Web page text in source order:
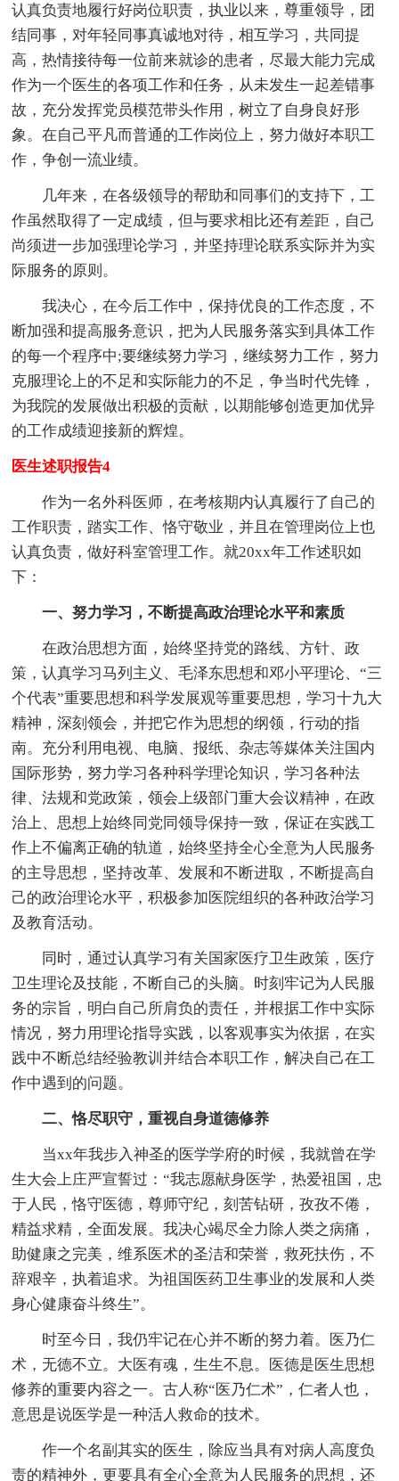
认真负责地履行好岗位职责，执业以来，尊重领导，团
结同事，对年轻同事真诚地对待，相互学习，共同提
高，热情接待每一位前来就诊的患者，尽最大能力完成
作为一个医生的各项工作和任务，从未发生一起差错事
故，充分发挥党员模范带头作用，树立了自身良好形
象。在自己平凡而普通的工作岗位上，努力做好本职工
作，争创一流业绩。
几年来，在各级领导的帮助和同事们的支持下，工
作虽然取得了一定成绩，但与要求相比还有差距，自己
尚须进一步加强理论学习，并坚持理论联系实际并为实
际服务的原则。
我决心，在今后工作中，保持优良的工作态度，不
断加强和提高服务意识，把为人民服务落实到具体工作
的每一个程序中;要继续努力学习，继续努力工作，努力
克服理论上的不足和实际能力的不足，争当时代先锋，
为我院的发展做出积极的贡献，以期能够创造更加优异
的工作成绩迎接新的辉煌。
医生述职报告4
作为一名外科医师，在考核期内认真履行了自己的
工作职责，踏实工作、恪守敬业，并且在管理岗位上也
认真负责，做好科室管理工作。就20xx年工作述职如
下：
一、努力学习，不断提高政治理论水平和素质
在政治思想方面，始终坚持党的路线、方针、政
策，认真学习马列主义、毛泽东思想和邓小平理论、“三
个代表”重要思想和科学发展观等重要思想，学习十九大
精神，深刻领会，并把它作为思想的纲领，行动的指
南。充分利用电视、电脑、报纸、杂志等媒体关注国内
国际形势，努力学习各种科学理论知识，学习各种法
律、法规和党政策，领会上级部门重大会议精神，在政
治上、思想上始终同党同领导保持一致，保证在实践工
作上不偏离正确的轨道，始终坚持全心全意为人民服务
的主导思想，坚持改革、发展和不断进取，不断提高自
己的政治理论水平，积极参加医院组织的各种政治学习
及教育活动。
同时，通过认真学习有关国家医疗卫生政策，医疗
卫生理论及技能，不断自己的头脑。时刻牢记为人民服
务的宗旨，明白自己所肩负的责任，并根据工作中实际
情况，努力用理论指导实践，以客观事实为依据，在实
践中不断总结经验教训并结合本职工作，解决自己在工
作中遇到的问题。
二、恪尽职守，重视自身道德修养
当xx年我步入神圣的医学学府的时候，我就曾在学
生大会上庄严宣誓过：“我志愿献身医学，热爱祖国，忠
于人民，恪守医德，尊师守纪，刻苦钻研，孜孜不倦，
精益求精，全面发展。我决心竭尽全力除人类之病痛，
助健康之完美，维系医术的圣洁和荣誉，救死扶伤，不
辞艰辛，执着追求。为祖国医药卫生事业的发展和人类
身心健康奋斗终生”。
时至今日，我仍牢记在心并不断的努力着。医乃仁
术，无德不立。大医有魂，生生不息。医德是医生思想
修养的重要内容之一。古人称“医乃仁术”，仁者人也，
意思是说医学是一种活人救命的技术。
作一个名副其实的医生，除应当具有对病人高度负
责的精神外，更要具有全心全意为人民服务的思想，还